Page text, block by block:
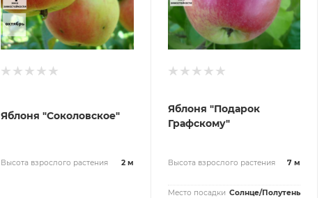
Яблоня "Соколовское"
Высота взрослого растения 2 м
Яблоня "Подарок
Графскому"
Высота взрослого растения 7 м
Место посадки Солнце/Полутень